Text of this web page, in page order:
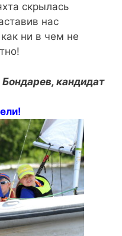
скрылась
нас
ни в чем не
кандидат